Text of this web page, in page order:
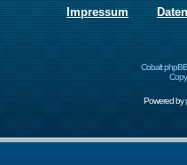
Impressum
Cobalt
Powered by